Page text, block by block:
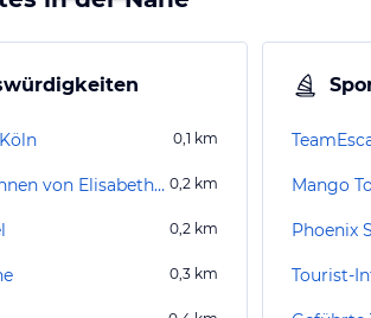
0,1 km
Gothaer Brunnen von Elisabeth Baumeister-Bühler 0,2 km
0,2 km
0,3 km
Mango
Phoenix
Tourist-